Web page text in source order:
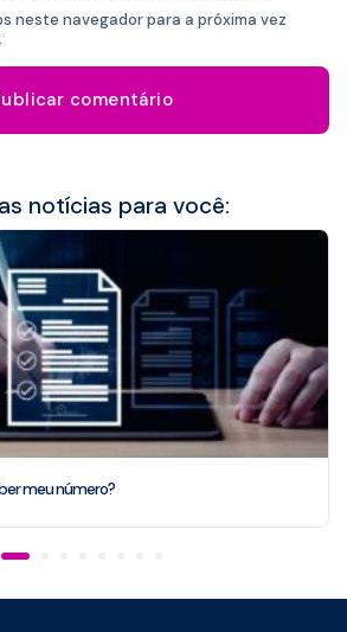
neste navegador para a próxima vez
notícias para você:
meu número?